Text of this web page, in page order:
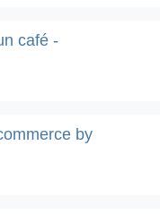
café -
by